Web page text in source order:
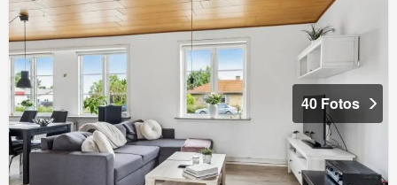
40 Fotos